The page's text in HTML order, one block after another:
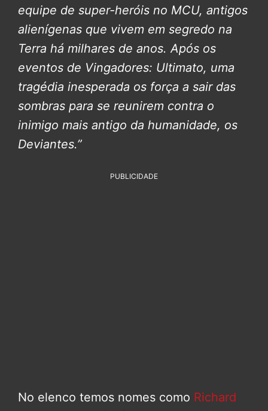
equipe de super-heróis no MCU, antigos
alienígenas que vivem em segredo na
Terra há milhares de anos. Após os
eventos de Vingadores: Ultimato, uma
tragédia inesperada os força a sair das
sombras para se reunirem contra o
inimigo mais antigo da humanidade, os
Deviantes.”
PUBLICIDADE
No elenco temos nomes como Richard